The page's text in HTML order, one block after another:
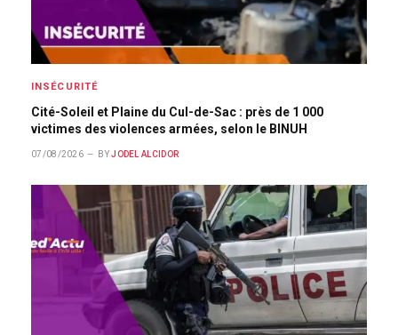
INSÉCURITÉ
Cité-Soleil et Plaine du Cul-de-Sac : près de 1 000
victimes des violences armées, selon le BINUH
07/08/2026 BY JODEL ALCIDOR